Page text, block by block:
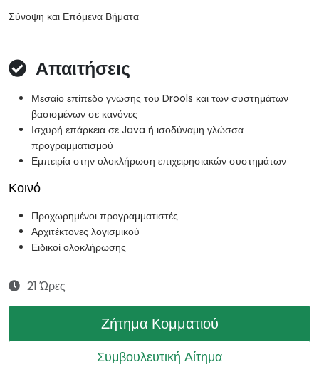
Σύνοψη και Επόμενα Βήματα
Απαιτήσεις
Μεσαίο επίπεδο γνώσης του Drools και των συστημάτων
βασισμένων σε κανόνες
Ισχυρή επάρκεια σε Java ή ισοδύναμη γλώσσα
προγραμματισμού
Εμπειρία στην ολοκλήρωση επιχειρησιακών συστημάτων
Κοινό
Προχωρημένοι προγραμματιστές
Αρχιτέκτονες λογισμικού
Ειδικοί ολοκλήρωσης
21 Ώρες
Ζήτημα Κομματιού
Συμβουλευτική Αίτημα